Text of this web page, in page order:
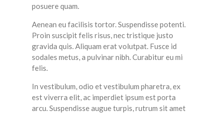
posuere quam.
Aenean eu facilisis tortor. Suspendisse potenti.
Proin suscipit felis risus, nec tristique justo
gravida quis. Aliquam erat volutpat. Fusce id
sodales metus, a pulvinar nibh. Curabitur eu mi
felis.
In vestibulum, odio et vestibulum pharetra, ex
est viverra elit, ac imperdiet ipsum est porta
arcu. Suspendisse augue turpis, rutrum sit amet